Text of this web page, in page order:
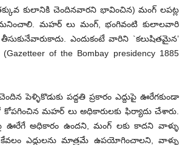
కులానికి చెందినవారని భావించిన) మంగ్ లపట్ల
మహర్ లు మంగ్, భంగివంటి కులాలవారి
ఎందుకంటే వారిని `కలుషితమైన’
of the Bombay presidency 1885
పెళ్ళికొడుకు పద్దతి ప్రకారం ఎద్దుపై ఊరేగకుండా
కోపగించిన మహర్ లు అధికారులకు ఫిర్యాదు చేశారు.
ఊరేగే అధికారం ఉందని, మంగ్ లకు కాదని వాళ్ళు
ఎద్దులను మాత్రమే ఉపయోగించాలని, వాళ్ళు